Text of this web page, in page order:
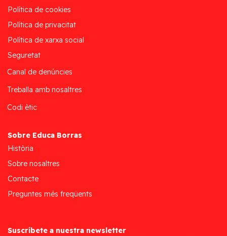
Política de cookies
Política de privacitat
Política de xarxa social
Seguretat
Canal de denúncies
Treballa amb nosaltres
Codi ètic
Sobre Educa Borras
Història
Sobre nosaltres
Contacte
Preguntes més freqüents
Suscríbete a nuestra newsletter